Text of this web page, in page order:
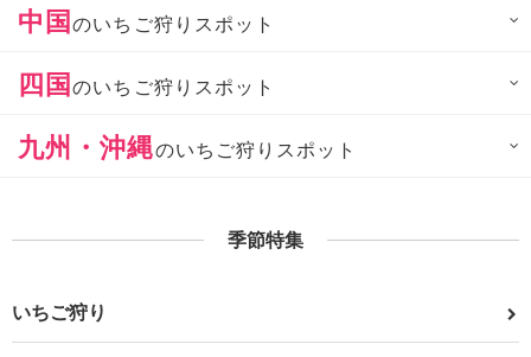
中国のいちご狩りスポット
四国のいちご狩りスポット
九州・沖縄のいちご狩りスポット
季節特集
いちご狩り